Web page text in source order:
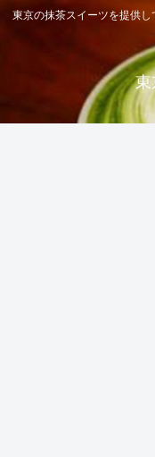
東京の抹茶スイーツを提供
東